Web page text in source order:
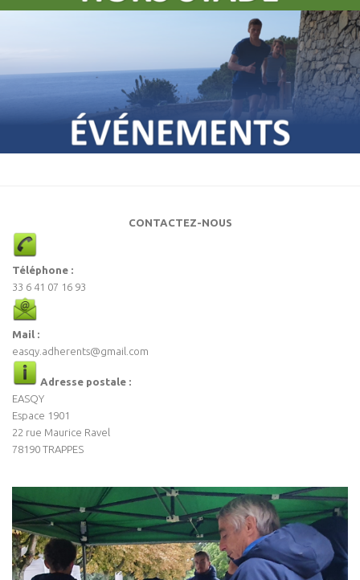
CONTACTEZ-NOUS
Téléphone :
33 6 41 07 16 93
Mail :
easqy.adherents@gmail.com
Adresse postale :
EASQY
Espace 1901
22 rue Maurice Ravel
78190 TRAPPES